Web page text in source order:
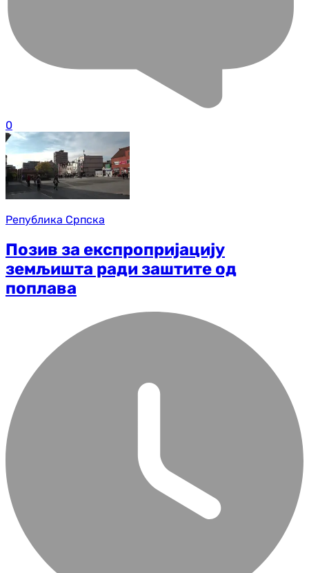
0
Република Српска
Позив за експропријацију
земљишта ради заштите од
поплава